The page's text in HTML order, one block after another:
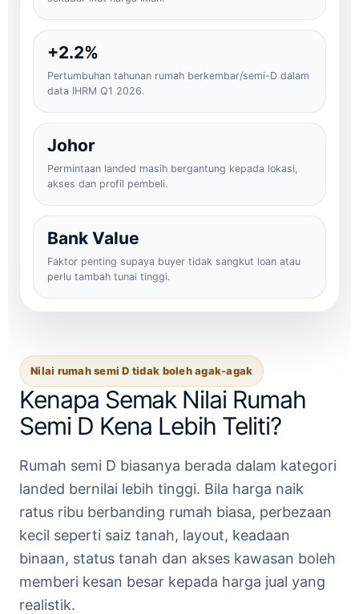
+2.2%
Pertumbuhan tahunan rumah berkembar/semi-D dalam
data IHRM Q1 2026.
Johor
Permintaan landed masih bergantung kepada lokasi,
akses dan profil pembeli.
Bank Value
Faktor penting supaya buyer tidak sangkut loan atau
perlu tambah tunai tinggi.
Nilai rumah semi D tidak boleh agak-agak
Kenapa Semak Nilai Rumah
Semi D Kena Lebih Teliti?
Rumah semi D biasanya berada dalam kategori
landed bernilai lebih tinggi. Bila harga naik
ratus ribu berbanding rumah biasa, perbezaan
kecil seperti saiz tanah, layout, keadaan
binaan, status tanah dan akses kawasan boleh
memberi kesan besar kepada harga jual yang
realistik.